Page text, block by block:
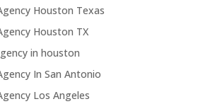
Houston Texas
Houston TX
in houston
In San Antonio
Los Angeles